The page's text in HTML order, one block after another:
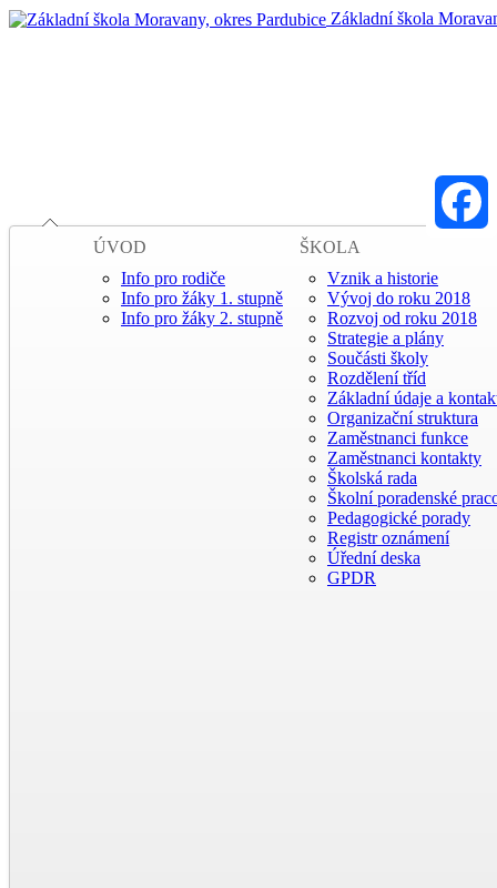
Základní škola
ÚVOD
Info pro rodiče
Info pro žáky 1. stupně
Info pro žáky 2. stupně
ŠKOLA
Vznik a historie
Vývoj do roku 2018
Rozvoj od roku 2018
Strategie a plány
Součásti školy
Rozdělení tříd
Základní údaje a
Organizační struktura
Zaměstnanci funkce
Zaměstnanci kontakty
Školská rada
Školní poradenské
Pedagogické porady
Registr oznámení
Úřední deska
GPDR